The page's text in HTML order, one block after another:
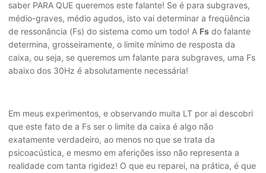
saber PARA QUE queremos este falante! Se é para subgraves,
médio-graves, médio agudos, isto vai determinar a freqüência
de ressonância (Fs) do sistema como um todo! A Fs do falante
determina, grosseiramente, o limite mínimo de resposta da
caixa, ou seja, se queremos um falante para subgraves, uma Fs
abaixo dos 30Hz é absolutamente necessária!
Em meus experimentos, e observando muita LT por ai descobri
que este fato de a Fs ser o limite da caixa é algo não
exatamente verdadeiro, ao menos no que se trata da
psicoacústica, e mesmo em aferições isso não representa a
realidade com tanta rigidez! O que eu reparei, na prática, é que